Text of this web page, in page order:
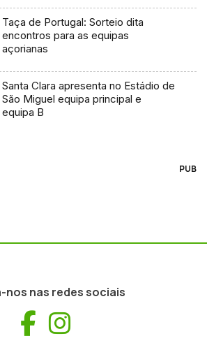
Taça de Portugal: Sorteio dita
encontros para as equipas
açorianas
Santa Clara apresenta no Estádio de
São Miguel equipa principal e
equipa B
PUB
nos nas redes sociais
Facebook